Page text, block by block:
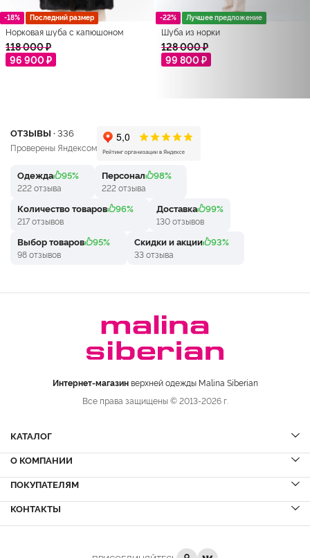
-18% Последний размер
Норковая шуба с капюшоном
118 000 ₽
96 900 ₽
-22% Лучшее предложение
Шуба из норки
128 000 ₽
99 800 ₽
ОТЗЫВЫ ·336
Проверены Яндексом
Одежда 95%
222 отзыва
Персонал 98%
222 отзыва
Количество товаров 96%
217 отзывов
Доставка 99%
130 отзывов
Выбор товаров 95%
98 отзывов
Скидки и акции 93%
33 отзыва
Интернет-магазинверхней одежды Malina Siberian
Все права защищены © 2013-2026 г.
КАТАЛОГ
Шубы
Шубы из норки
Шубы из куницы
Дубленки
Кожа
О КОМПАНИИ
Вопрос-ответ
Сервисный центр
ПОКУПАТЕЛЯМ
Акции
Доставка и оплата
КОНТАКТЫ